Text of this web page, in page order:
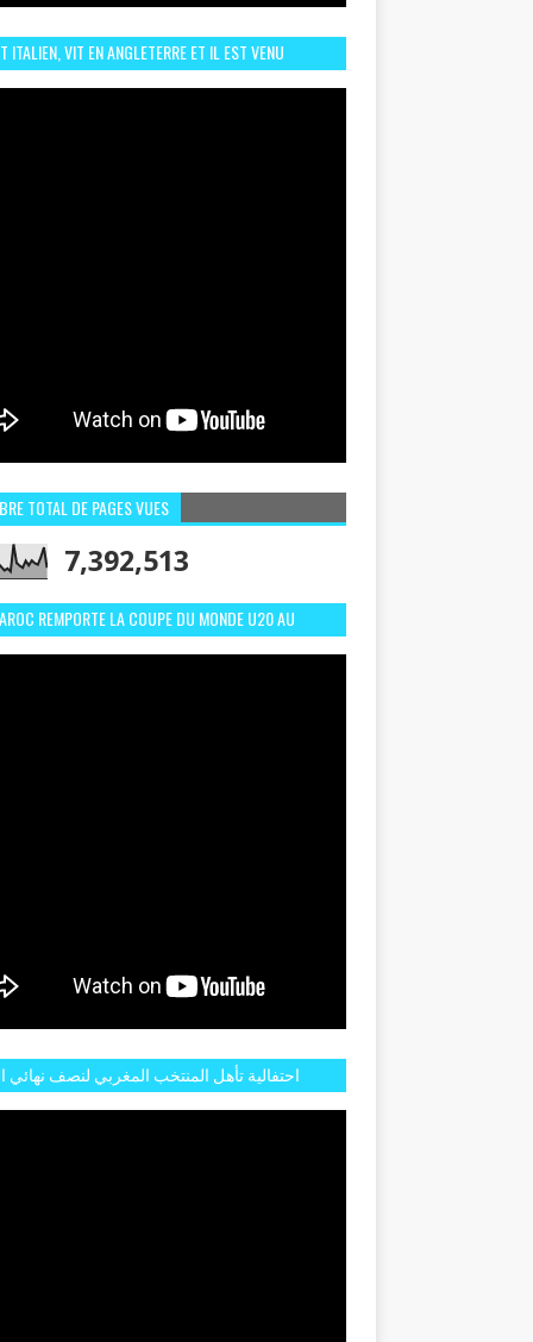
ITALIEN, VIT EN ANGLETERRE ET IL EST VENU
TOTAL DE PAGES VUES
7,392,513
REMPORTE LA COUPE DU MONDE U20 AU
احتفالية تأهل المنتخب المغربي لنصف نهائي